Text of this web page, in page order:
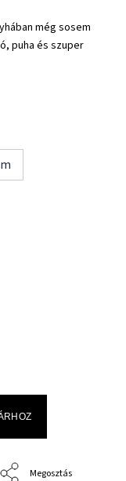
még sosem
puha és szuper
Megosztás